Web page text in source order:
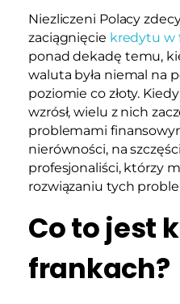
Niezliczeni Polacy
zaciągnięcie kredytu w
ponad dekadę temu,
waluta była niemal na
poziomie co złoty.
wzrósł, wielu z nich
problemami
nierówności, na
profesjonaliści, którzy
rozwiązaniu tych
Co to jest
frankach?